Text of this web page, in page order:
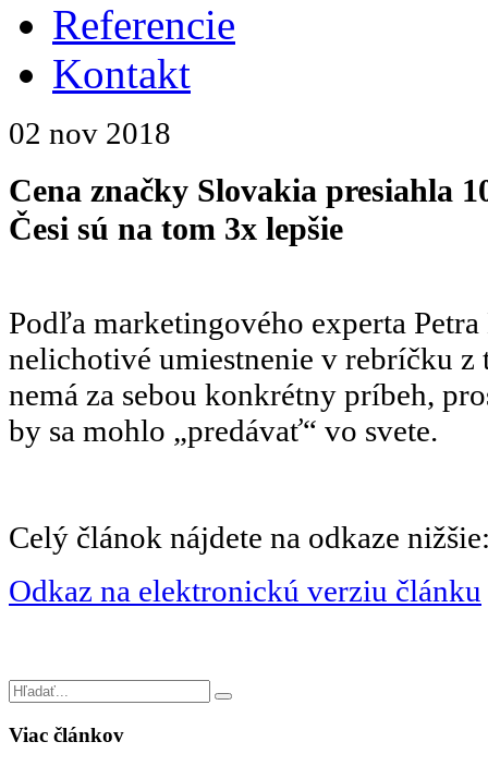
Referencie
Kontakt
02 nov 2018
Cena značky Slovakia presiahla
Česi sú na tom 3x lepšie
Podľa marketingového experta
nelichotivé umiestnenie v rebríčku z
nemá za sebou konkrétny príbeh,
by sa mohlo „predávať“ vo svete.
Celý článok nájdete na odkaze
Odkaz na elektronickú verziu článku
Viac článkov